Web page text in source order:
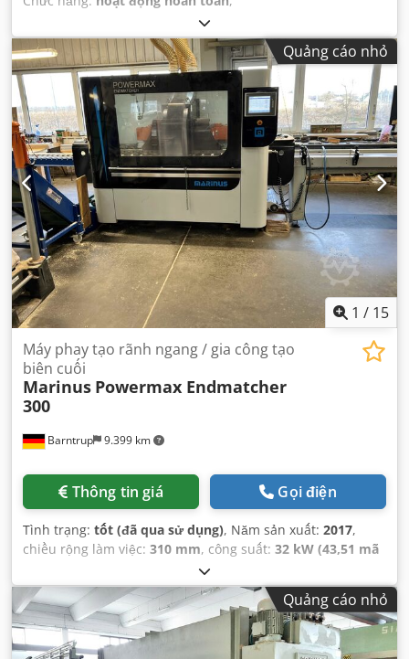
Quảng cáo nhỏ
1 / 15
Barntrup 9.399 km
Máy phay tạo rãnh ngang / gia công tạo
biên cuối
Marinus Powermax Endmatcher
300
Thông tin giá Gọi điện
Tình trạng: tốt (đã qua sử dụng), Năm sản xuất: 2017,
chiều rộng làm việc: 310 mm, công suất: 32 kW (43,51 mã
Quảng cáo nhỏ